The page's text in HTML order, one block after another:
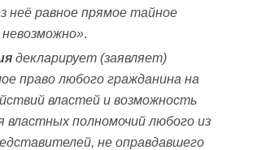
неё равное прямое тайное
невозможно».
декларирует (заявляет)
право любого гражданина на
властей и возможность
властных полномочий любого из
не оправдавшего